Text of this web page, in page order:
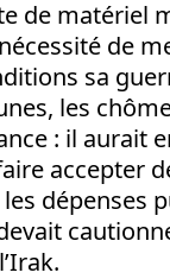
de matériel
de
sa
les
: il aurait
accepter
dépenses